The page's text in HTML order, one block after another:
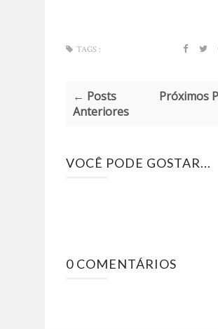
TAGS :
← Posts
Anteriores
Próximos
VOCÊ PODE GOSTAR...
0 COMENTÁRIOS